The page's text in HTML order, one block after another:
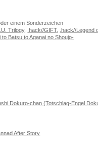
einem Sonderzeichen
Trilogy, .hack//GIFT, .hack//Legend
to Batsu to Aganai no Shoujo-
Dokuro-chan (Totschlag-Engel
After Story